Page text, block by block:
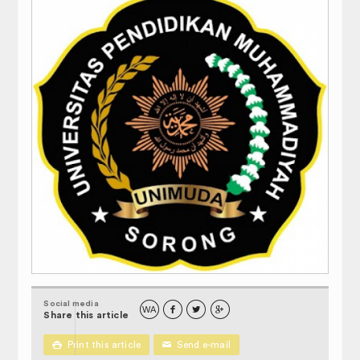
JADWAL PERKULIAHAN
SK PENASIHAT AKADEMIK
FORM PENGAJUAN MAHASISWA
Profil
Selayang Pandang
Visi & Misi
Sasaran dan Tujuan
Struktur Organisasi
Kemahasiswaan
Dewan Perwakilan Mahasiswa
Akademik Perkuliahan
Social media
Share this article
WA   
 Print this article ✉ Send e-mail